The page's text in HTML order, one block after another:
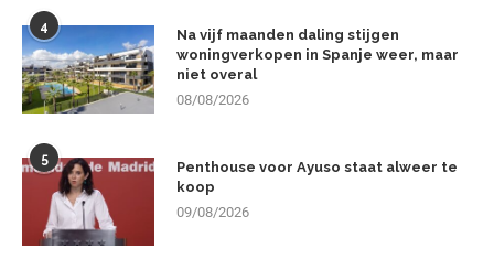
4
Na vijf maanden daling stijgen
woningverkopen in Spanje weer, maar
niet overal
08/08/2026
5
Penthouse voor Ayuso staat alweer te
koop
09/08/2026